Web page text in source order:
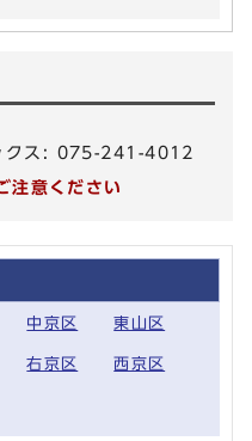
ス: 075-241-4012
注意ください
中京区 東山区
右京区 西京区